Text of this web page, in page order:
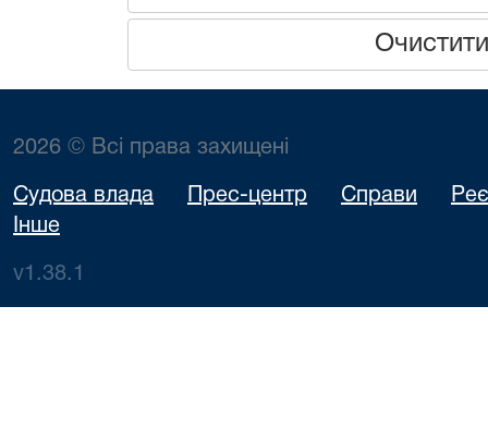
Очистити
2026 © Всі права захищені
Судова влада Прес-центр Справи
Інше
v1.38.1